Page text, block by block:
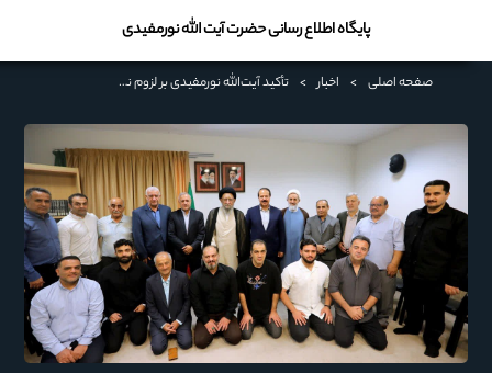
پایگاه اطلاع رسانی حضرت آیت الله نورمفیدی
صفحه اصلی > اخبار > تأکید آیت‌الله نورمفیدی بر لزوم نگاه راهبردی به ورزش کشتی/ ورزش، میدانی برای اثبات اقتدار ملی و ارتقای اخلاق